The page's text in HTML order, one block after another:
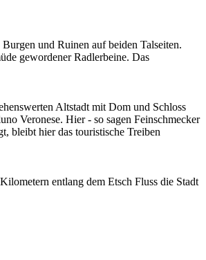
und Ruinen auf beiden Talseiten.
gewordener Radlerbeine. Das
Altstadt mit Dom und Schloss
Veronese. Hier - so sagen Feinschmecker
bleibt hier das touristische Treiben
entlang dem Etsch Fluss die Stadt